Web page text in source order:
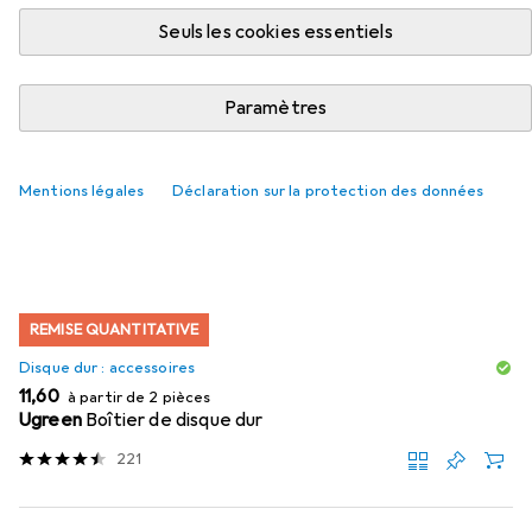
Seuls les cookies essentiels
Paramètres
Mentions légales Déclaration sur la protection des données
REMISE QUANTITATIVE
Disque dur : accessoires
Petit sac pour ordinateur portable, alimentation,
câbles, adaptateurs et accessoires
REMISE QUANTITATIVE
Disque dur : accessoires
EUR
11,60 à partir de 2 pièces
Ugreen Boîtier de disque dur
221